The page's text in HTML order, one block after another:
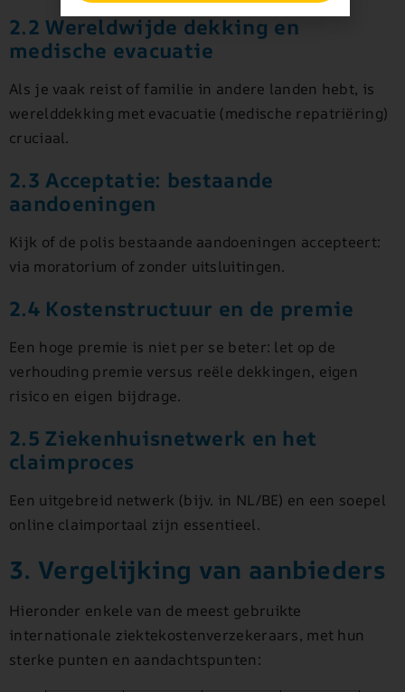
2.2 Wereldwijde dekking en
medische evacuatie
Als je vaak reist of familie in andere landen hebt, is
werelddekking met evacuatie (medische repatriëring)
cruciaal.
2.3 Acceptatie: bestaande
aandoeningen
Kijk of de polis bestaande aandoeningen accepteert:
via moratorium of zonder uitsluitingen.
2.4 Kostenstructuur en de premie
Een hoge premie is niet per se beter: let op de
verhouding premie versus reële dekkingen, eigen
risico en eigen bijdrage.
2.5 Ziekenhuisnetwerk en het
claimproces
Een uitgebreid netwerk (bijv. in NL/BE) en een soepel
online claimportaal zijn essentieel.
3. Vergelijking van aanbieders
Hieronder enkele van de meest gebruikte
internationale ziektekostenverzekeraars, met hun
sterke punten en aandachtspunten: